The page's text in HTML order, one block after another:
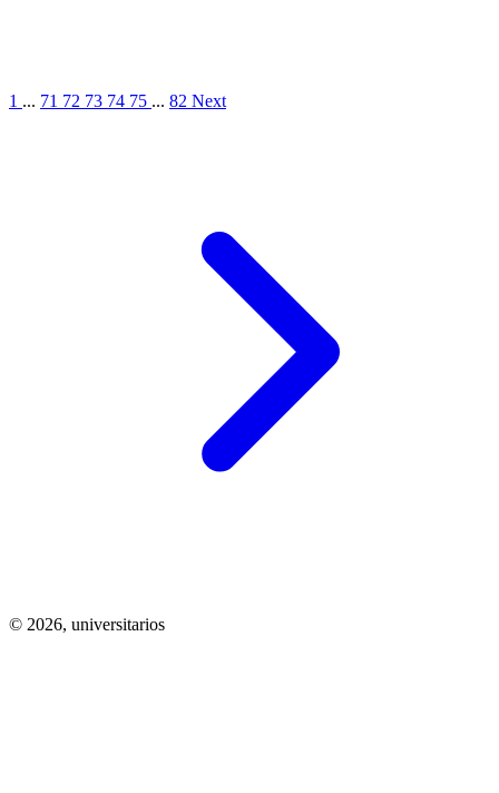
1 ... 71 72 73 74 75 ... 82 Next
© 2026, universitarios